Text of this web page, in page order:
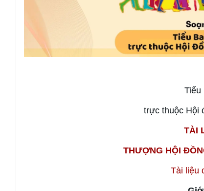
Tiểu
trực thuộc Hội
TÀI
THƯỢNG HỘI
Tài liệu